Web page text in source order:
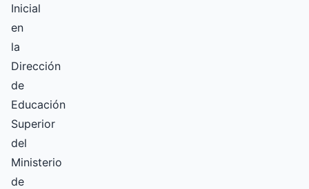
Inicial
en
la
Dirección
de
Educación
Superior
del
Ministerio
de